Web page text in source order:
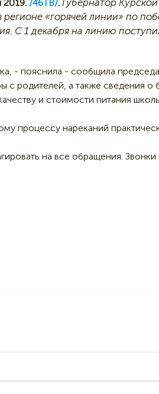
2019. /46ТВ/. Губернатор
регионе «горячей линии» по
С 1 декабря на линию
- пояснила - сообщила
родителей, а также сведения о
и стоимости питания
процессу нареканий
на все обращения.